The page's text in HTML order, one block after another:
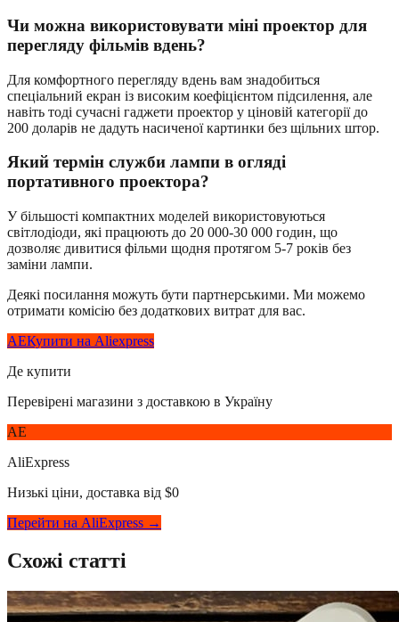
Чи можна використовувати міні проектор для
перегляду фільмів вдень?
Для комфортного перегляду вдень вам знадобиться
спеціальний екран із високим коефіцієнтом підсилення, але
навіть тоді сучасні гаджети проектор у ціновій категорії до
200 доларів не дадуть насиченої картинки без щільних штор.
Який термін служби лампи в огляді
портативного проектора?
У більшості компактних моделей використовуються
світлодіоди, які працюють до 20 000-30 000 годин, що
дозволяє дивитися фільми щодня протягом 5-7 років без
заміни лампи.
Деякі посилання можуть бути партнерськими. Ми можемо
отримати комісію без додаткових витрат для вас.
AEКупити на Aliexpress
Де купити
Перевірені магазини з доставкою в Україну
AE
AliExpress
Низькі ціни, доставка від $0
Перейти на AliExpress →
Схожі статті